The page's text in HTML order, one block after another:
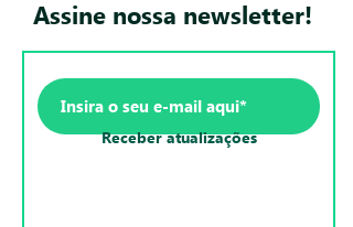
Assine nossa newsletter!
Receber atualizações